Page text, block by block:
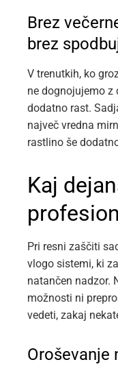
Brez
brez
V trenutkih, ko
ne dognojujemo
dodatno rast.
največ vredna
rastlino še
Kaj
Pri resni zaščiti
vlogo sistemi, ki
natančen nadzor.
možnosti ni
vedeti, zakaj
Oroševanje